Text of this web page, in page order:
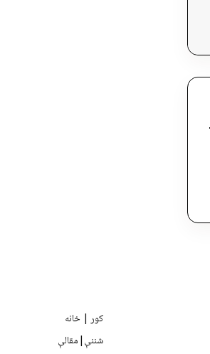
کور | خانه
شننې|مقالې